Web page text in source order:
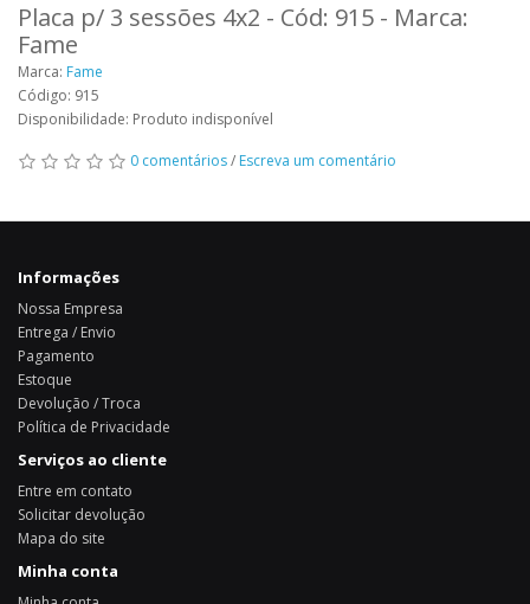
Placa p/ 3 sessões 4x2 - Cód: 915 - Marca:
Fame
Marca: Fame
Código: 915
Disponibilidade: Produto indisponível
0 comentários/ Escreva um comentário
Informações
Nossa Empresa
Entrega / Envio
Pagamento
Estoque
Devolução / Troca
Política de Privacidade
Serviços ao cliente
Entre em contato
Solicitar devolução
Mapa do site
Minha conta